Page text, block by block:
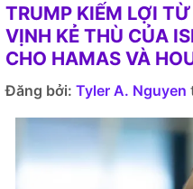
TRUMP KIẾM LỢI
VỊNH KẺ THÙ CỦA
CHO HAMAS VÀ
Đăng bởi: Tyler A. Nguyen